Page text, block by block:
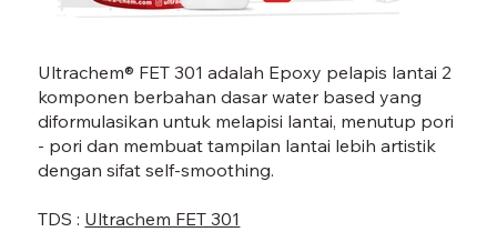
FET 301-05.jpg FET
Ultrachem® FET 301 adalah Epoxy pelapis lantai 2
komponen berbahan dasar water based yang
diformulasikan untuk melapisi lantai, menutup pori
- pori dan membuat tampilan lantai lebih artistik
dengan sifat self-smoothing.
TDS : Ultrachem FET 301